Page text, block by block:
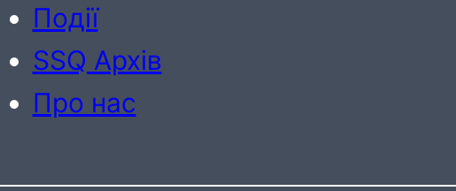
Події
SSQ Архів
Про нас